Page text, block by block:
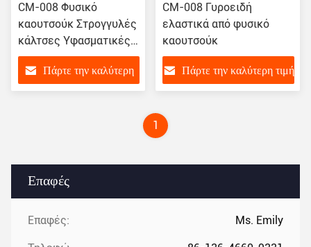
Επαφές
Επαφές: Ms. Emily
CM-008 Φυσικό
καουτσούκ Στρογγυλές
κάλτσες Υφασματικές
στρώσεις Πιεστικές
στρώσεις Κάλτσες
κατάλληλες
Πάρτε την καλύτερη
CM-008 Γυροειδή
ελαστικά από φυσικό
καουτσούκ
Πάρτε την καλύτερη τιμή
1